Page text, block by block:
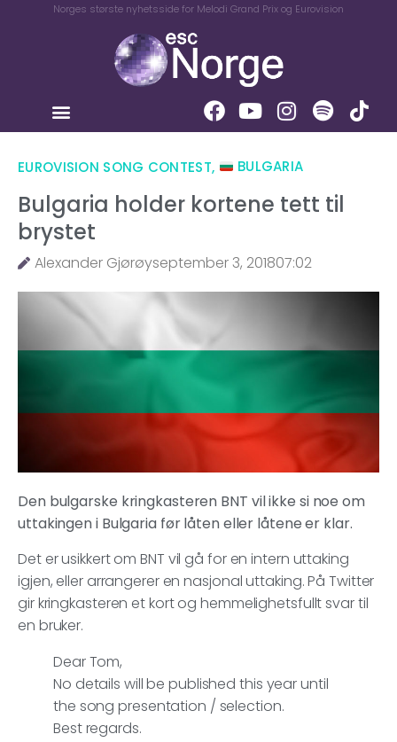
Norges største nyhetsside for Melodi Grand Prix og Eurovision
EUROVISION SONG CONTEST, BULGARIA
Bulgaria holder kortene tett til
brystet
Alexander Gjørøyseptember 3, 201807:02
Den bulgarske kringkasteren BNT vil ikke si noe om
uttakingen i Bulgaria før låten eller låtene er klar.
Det er usikkert om BNT vil gå for en intern uttaking
igjen, eller arrangerer en nasjonal uttaking. På Twitter
gir kringkasteren et kort og hemmelighetsfullt svar til
en bruker.
Dear Tom,
No details will be published this year until
the song presentation / selection.
Best regards.